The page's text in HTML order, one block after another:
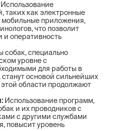
Использование
таких как электронные
приложения,
что позволит
и оперативность
собак, специально
уровне с
для работы в
основой сильнейших
области продолжают
Использование программ,
и их проводников с
с другими службами
повысит уровень